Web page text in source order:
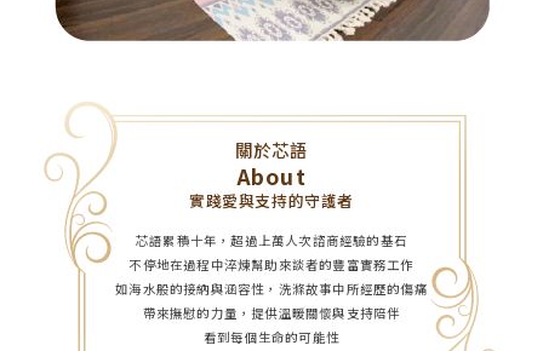
關於芯語
About
實踐愛與支持的守護者
芯語累積十年，超過上萬人次諮商經驗的基石
不停地在過程中淬煉幫助來談者的豐富實務工作
如海水般的接納與涵容性，洗滌故事中所經歷的傷痛
帶來撫慰的力量，提供溫暖關懷與支持陪伴
看到每個生命的可能性